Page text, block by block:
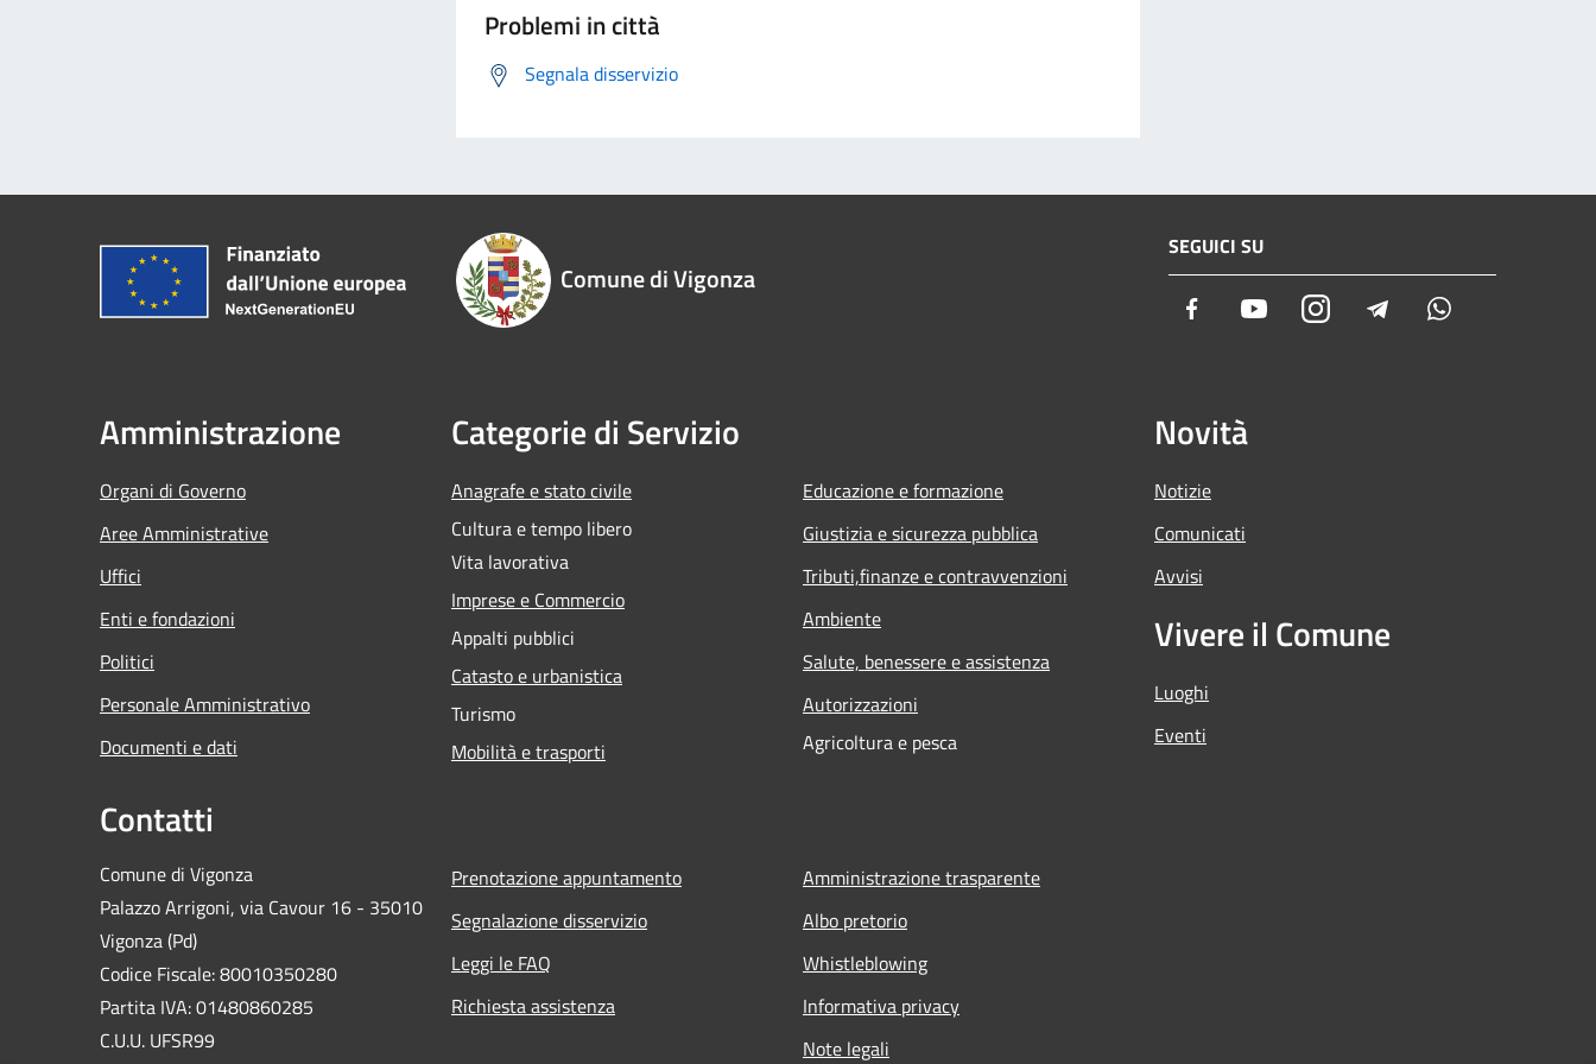
Problemi in città
Segnala disservizio
Comune di Vigonza
SEGUICI SU
Facebook YoutubeInstagramTelegram
Amministrazione
Organi di Governo
Aree Amministrative
Uffici
Enti e fondazioni
Politici
Personale Amministrativo
Documenti e dati
Categorie di Servizio
Anagrafe e stato civile
Cultura e tempo libero
Vita lavorativa
Imprese e Commercio
Appalti pubblici
Catasto e urbanistica
Turismo
Mobilità e trasporti
Educazione e formazione
Giustizia e sicurezza pubblica
Tributi,finanze e contravvenzioni
Ambiente
Salute, benessere e assistenza
Autorizzazioni
Agricoltura e pesca
Novità
Notizie
Comunicati
Avvisi
Vivere il Comune
Luoghi
Eventi
Contatti
Comune di Vigonza
Palazzo Arrigoni, via Cavour 16 - 35010
Vigonza (Pd)
Codice Fiscale: 80010350280
Partita IVA: 01480860285
C.U.U. UFSR99
Prenotazione appuntamento
Segnalazione disservizio
Leggi le FAQ
Richiesta assistenza
Amministrazione trasparente
Albo pretorio
Whistleblowing
Informativa privacy
Note legali